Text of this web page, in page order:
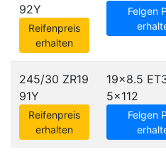
92Y
Reifenpreis
erhalten
Felgen
245/30 ZR19
91Y
Reifenpreis
erhalten
19x8.5
5x112
Felgen